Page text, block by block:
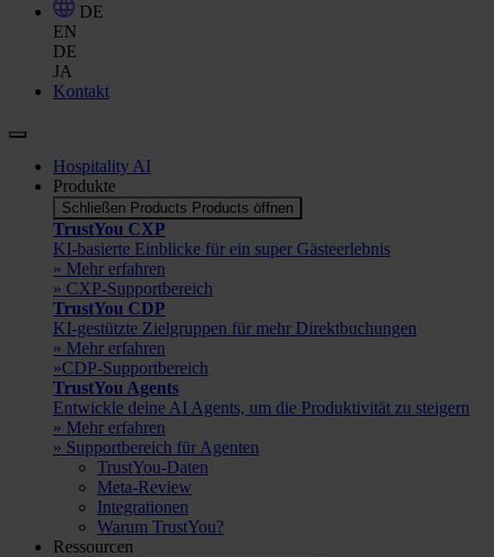
DE
EN
DE
JA
Kontakt
Hospitality AI
Produkte
Schließen Products Products öffnen
TrustYou CXP
KI-basierte Einblicke für ein super Gästeerlebnis
» Mehr erfahren
» CXP-Supportbereich
TrustYou CDP
KI-gestützte Zielgruppen für mehr Direktbuchungen
» Mehr erfahren
»CDP-Supportbereich
TrustYou Agents
Entwickle deine AI Agents, um die Produktivität zu steigern
» Mehr erfahren
» Supportbereich für Agenten
TrustYou-Daten
Meta-Review
Integrationen
Warum TrustYou?
Ressourcen